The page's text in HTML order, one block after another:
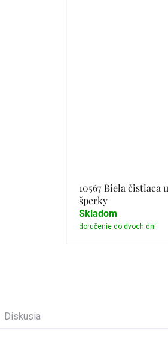
10567 Biela čistiaca
šperky
Skladom
Diskusia